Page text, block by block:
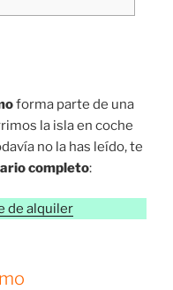
forma parte de una
la isla en coche
no la has leído, te
completo:
de alquiler